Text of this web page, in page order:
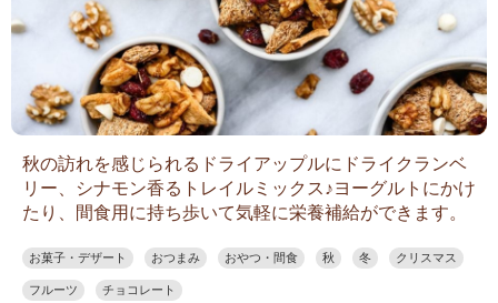
秋の訪れを感じられるドライアップルにドライクランベ
リー、シナモン香るトレイルミックス♪ヨーグルトにかけ
たり、間食用に持ち歩いて気軽に栄養補給ができます。
お菓子・デザート おつまみ おやつ・間食 秋 冬 クリスマス
フルーツ チョコレート